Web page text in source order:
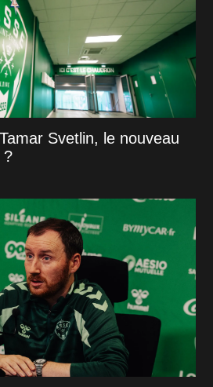
Svetlin, le nouveau
?